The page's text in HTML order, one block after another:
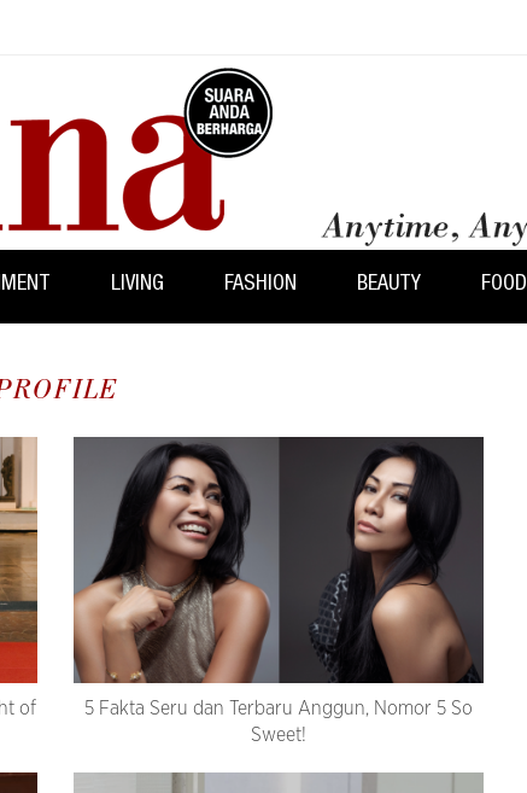
LIVING FASHION BEAUTY FOOD
of
5 Fakta Seru dan Terbaru Anggun, Nomor 5 So
Sweet!